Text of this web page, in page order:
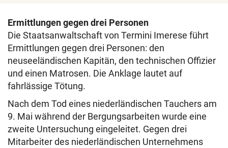
Ermittlungen gegen drei Personen
Die Staatsanwaltschaft von Termini Imerese führt
Ermittlungen gegen drei Personen: den
neuseeländischen Kapitän, den technischen Offizier
und einen Matrosen. Die Anklage lautet auf
fahrlässige Tötung.
Nach dem Tod eines niederländischen Tauchers am
9. Mai während der Bergungsarbeiten wurde eine
zweite Untersuchung eingeleitet. Gegen drei
Mitarbeiter des niederländischen Unternehmens